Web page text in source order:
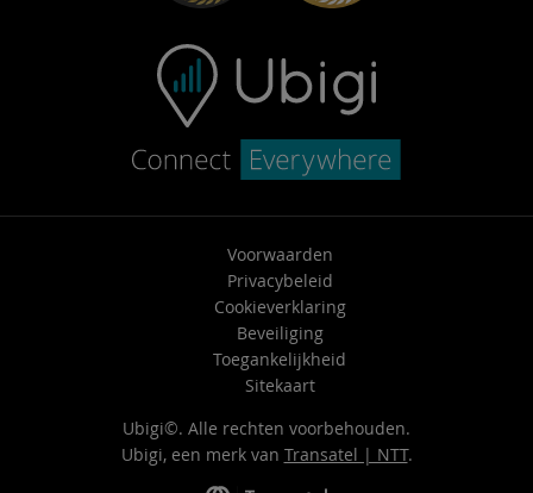
Voorwaarden
Privacybeleid
Cookieverklaring
Beveiliging
Toegankelijkheid
Sitekaart
Ubigi©. Alle rechten voorbehouden.
Ubigi, een merk van Transatel | NTT.